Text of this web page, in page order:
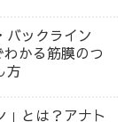
バックライン
わかる筋膜のつ
方
」とは？アナト